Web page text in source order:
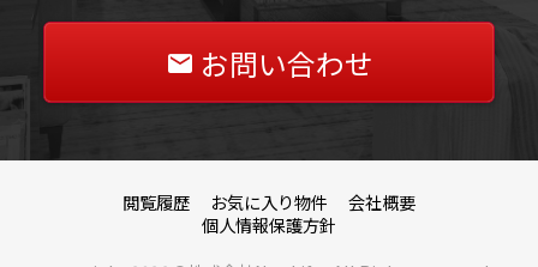
お問い合わせ
閲覧履歴 お気に入り物件
会社概要
個人情報保護方針